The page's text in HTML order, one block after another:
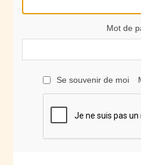
Mot de
Se souvenir de moi